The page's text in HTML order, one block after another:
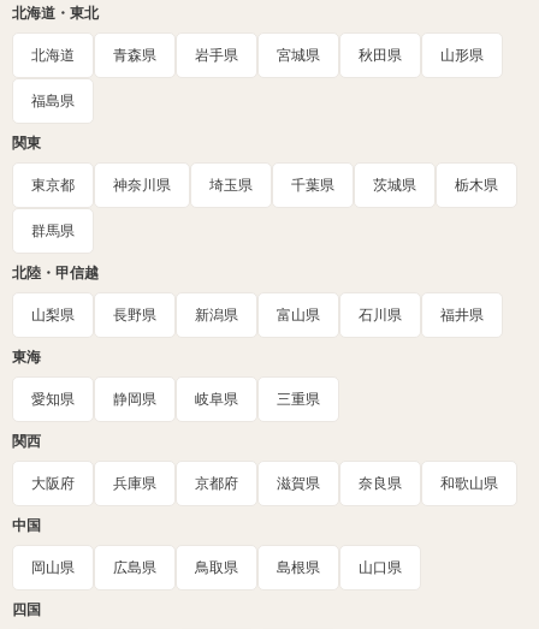
北海道・東北
北海道 青森県 岩手県 宮城県 秋田県 山形県
福島県
関東
東京都 神奈川県 埼玉県 千葉県 茨城県 栃木県
群馬県
北陸・甲信越
山梨県 長野県 新潟県 富山県 石川県 福井県
東海
愛知県 静岡県 岐阜県 三重県
関西
大阪府 兵庫県 京都府 滋賀県 奈良県 和歌山県
中国
岡山県 広島県 鳥取県 島根県 山口県
四国